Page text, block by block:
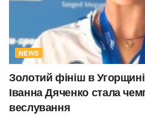
NEWS
Золотий фініш в
Іванна Дяченко стала
веслування